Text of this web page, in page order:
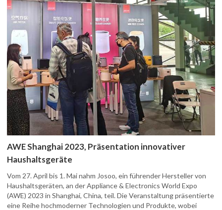
AWE Shanghai 2023, Präsentation innovativer
Haushaltsgeräte
Vom 27. April bis 1. Mai nahm Josoo, ein führender Hersteller von
Haushaltsgeräten, an der Appliance & Electronics World Expo
(AWE) 2023 in Shanghai, China, teil. Die Veranstaltung präsentierte
eine Reihe hochmoderner Technologien und Produkte, wobei